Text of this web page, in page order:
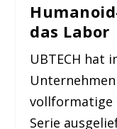
das Labor
UBTECH hat
vollformatige
Serie